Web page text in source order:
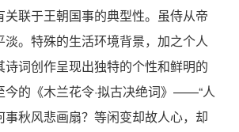
关联于王朝国事的典型性。虽侍从帝
淡。特殊的生活环境背景，加之个人
诗词创作呈现出独特的个性和鲜明的
今的《木兰花令·拟古决绝词》——“人
事秋风悲画扇？等闲变却故人心，却